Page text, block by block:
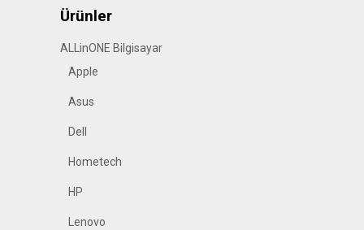
Ürünler
ALLinONE Bilgisayar
Apple
Asus
Dell
Hometech
HP
Lenovo